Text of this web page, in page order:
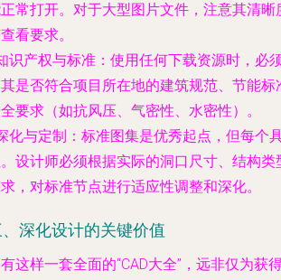
常打开。对于大型图片文件，注意其清
看要求。
识产权与标准 ：使用任何下载资源时，必
是否符合项目所在地的建筑规范、节能
要求（如抗风压、气密性、水密性）。
化与定制 ：标准图集是优秀起点，但每个
设计师必须根据实际的洞口尺寸、结构
，对标准节点进行适应性调整和深化。
深化设计的关键价值
这样一套全面的“CAD大全”，远非仅为获